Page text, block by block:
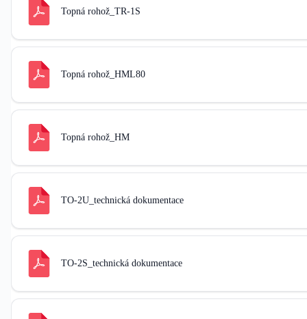
Topná rohož_TR-1S
Topná rohož_HML80
Topná rohož_HM
TO-2U_technická dokumentace
TO-2S_technická dokumentace